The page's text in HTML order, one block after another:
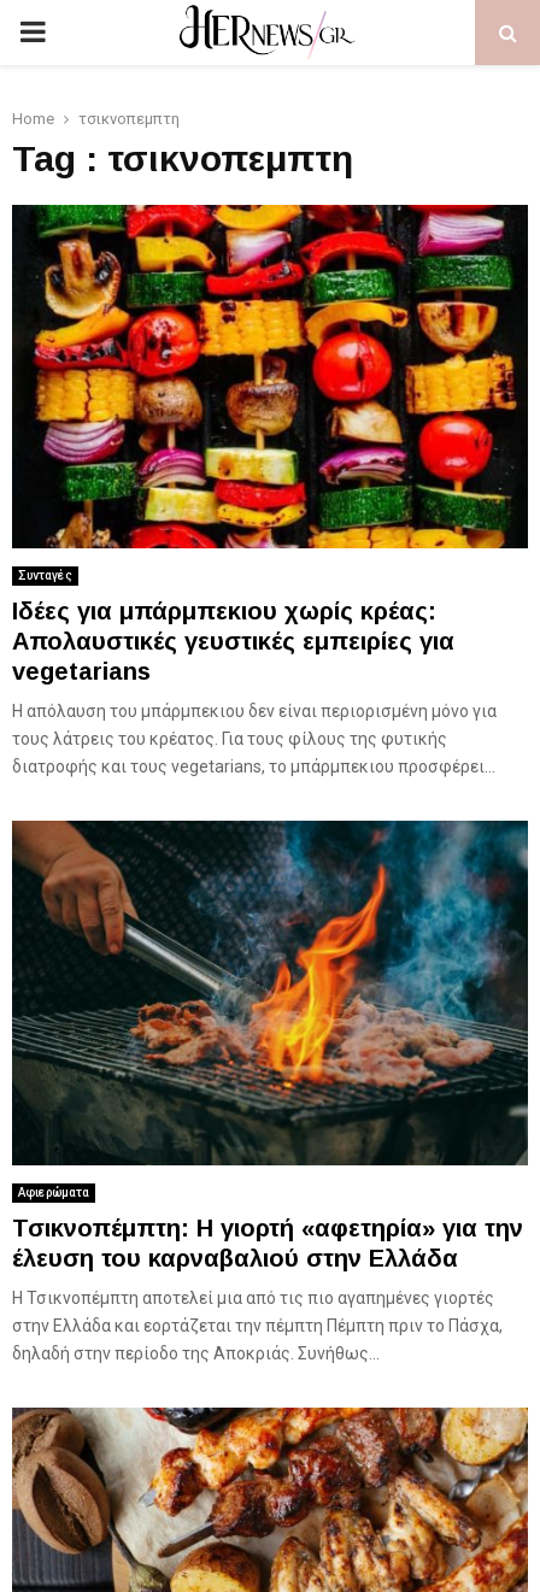
PRIMARY
Home τσικνοπεμπτη
Tag : τσικνοπεμπτη
Συνταγές
Ιδέες για μπάρμπεκιου χωρίς κρέας:
Απολαυστικές γευστικές εμπειρίες για
vegetarians
Η απόλαυση του μπάρμπεκιου δεν είναι περιορισμένη μόνο για
τους λάτρεις του κρέατος. Για τους φίλους της φυτικής
διατροφής και τους vegetarians, το μπάρμπεκιου προσφέρει...
Αφιερώματα
Τσικνοπέμπτη: Η γιορτή «αφετηρία» για την
έλευση του καρναβαλιού στην Ελλάδα
Η Τσικνοπέμπτη αποτελεί μια από τις πιο αγαπημένες γιορτές
στην Ελλάδα και εορτάζεται την πέμπτη Πέμπτη πριν το Πάσχα,
δηλαδή στην περίοδο της Αποκριάς. Συνήθως...